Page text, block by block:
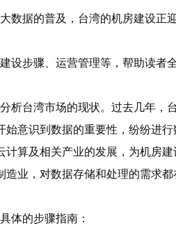
数据的普及，台湾的机房建设
设步骤、运营管理等，帮助读者
析台湾市场的现状。过去几年，
意识到数据的重要性，纷纷进行
算及相关产业的发展，为机房建
业，对数据存储和处理的需求都
体的步骤指南：